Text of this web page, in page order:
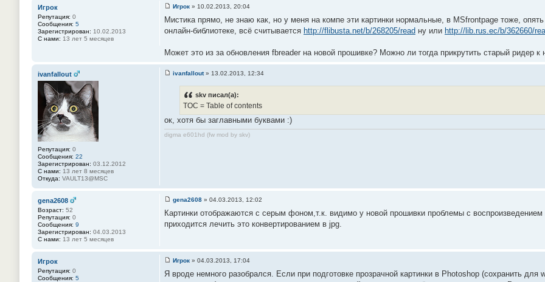
Игрок
Репутация: 0
Сообщения: 5
Зарегистрирован: 10.02.2013
С нами: 13 лет 5 месяцев
о
б
н
и
е
Игрок » 10.02.2013, 20:04
Мистика прямо, не знаю как, но у меня на компе эти картинки нормальные, в MSfrontpage тоже,
онлайн-библиотеке, всё считывается http://flibusta.net/b/268205/read ну или http://lib.rus.ec/b/362660/
Может это из за обновления fbreader на новой прошивке? Можно ли тогда прикрутить старый ридер к
ivanfallout
Репутация: 0
Сообщения: 22
Зарегистрирован: 03.12.2012
С нами: 13 лет 8 месяцев
Откуда: VAULT13@MSC
н
и
е
ivanfallout» 13.02.2013, 12:34
skv писал(а):
TOC = Table of contents
ок, хотя бы заглавными буквами :)
digma e601hd (fw mod by skv)
gena2608
Возраст: 52
Репутация: 0
Сообщения: 9
Зарегистрирован: 04.03.2013
С нами: 13 лет 5 месяцев
о
б
е
#
2
gena2608 » 04.03.2013, 12:02
Картинки отображаются с серым фоном,т.к. видимо у новой прошивки проблемы с
приходится лечить это конвертированием в jpg.
Игрок
Репутация: 0
Сообщения: 5
о
Игрок » 04.03.2013, 17:04
Я вроде немного разобрался. Если при подготовке прозрачной картинки в Photoshop (сохранить